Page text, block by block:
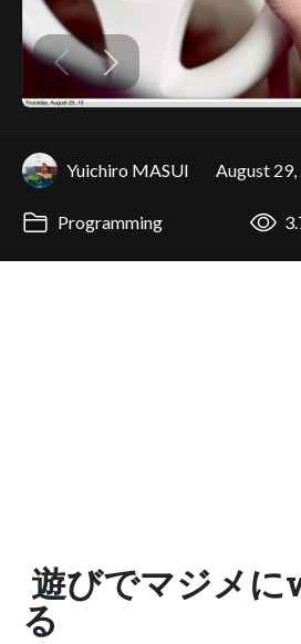
Yuichiro MASUI August
Programming
遊びでマジメ
る